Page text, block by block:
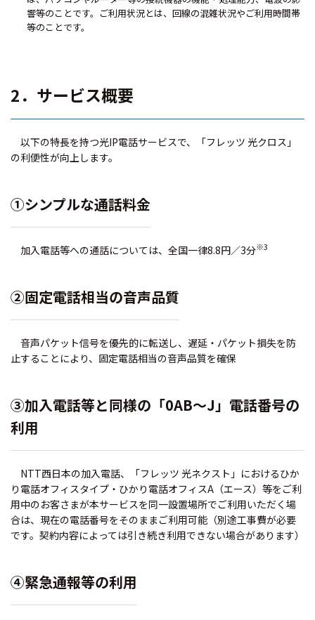
響等のことです。ご利用状況とは、回線の混雑状況やご利用時間帯
等のことです。
2．サービス概要
以下の特長を持つ光IP電話サービスで、「フレッツ 光クロス」
の利便性が向上します。
①シンプルな通話料金
加入電話等への通話については、全国一律8.8円／3分※3
②固定電話相当の音声品質
音声パケット信号を優先的に転送し、遅延・パケット損失を防
止することにより、固定電話相当の音声品質を確保
③加入電話等と同様の「0AB～J」電話番号の
利用
NTT西日本の加入電話、「フレッツ 光ネクスト」におけるひか
り電話オフィスタイプ・ひかり電話オフィスA（エース）等をご利
用中のお客さまが本サービスを同一設置場所でご利用いただく場
合は、現在の電話番号をそのままご利用可能（別途工事費が必要
です。契約内容によっては引き続き利用できない場合があります）
④緊急通報等の利用